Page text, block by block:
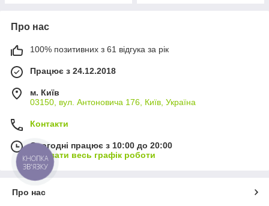
Про нас
100% позитивних з 61 відгука за рік
Працює з 24.12.2018
м. Київ
03150, вул. Антоновича 176, Київ, Україна
Контакти
Сьогодні працює з 10:00 до 20:00
Показати весь графік роботи
Про нас
КНОПКА
ЗВ'ЯЗКУ